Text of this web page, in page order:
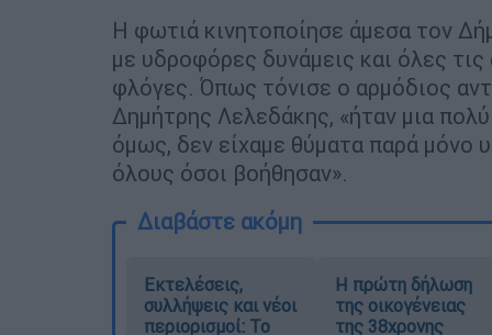
Η φωτιά κινητοποίησε άμεσα τον
με υδροφόρες δυνάμεις και όλες
φλόγες. Όπως τόνισε ο αρμόδιος
Δημήτρης Λελεδάκης, «ήταν μια
όμως, δεν είχαμε θύματα παρά μόνο
όλους όσοι βοήθησαν».
Διαβάστε ακόμη
Εκτελέσεις,
συλλήψεις και νέοι
περιορισμοί: Το
Η πρώτη δήλωση
της οικογένειας
της 38χρονης